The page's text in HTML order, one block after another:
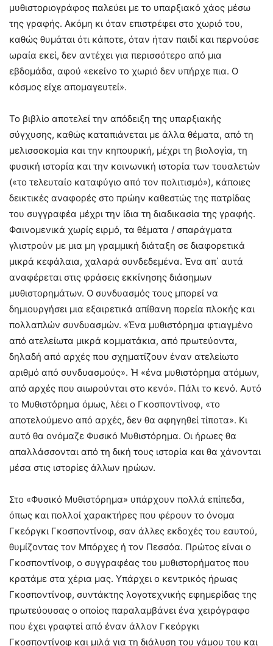
μυθιστοριογράφος παλεύει με το υπαρξιακό χάος μέσω
της γραφής. Ακόμη κι όταν επιστρέφει στο χωριό του,
καθώς θυμάται ότι κάποτε, όταν ήταν παιδί και περνούσε
ωραία εκεί, δεν αντέχει για περισσότερο από μια
εβδομάδα, αφού «εκείνο το χωριό δεν υπήρχε πια. Ο
κόσμος είχε απομαγευτεί».
Το βιβλίο αποτελεί την απόδειξη της υπαρξιακής
σύγχυσης, καθώς καταπιάνεται με άλλα θέματα, από τη
μελισσοκομία και την κηπουρική, μέχρι τη βιολογία, τη
φυσική ιστορία και την κοινωνική ιστορία των τουαλετών
(«το τελευταίο καταφύγιο από τον πολιτισμό»), κάποιες
δεικτικές αναφορές στο πρώην καθεστώς της πατρίδας
του συγγραφέα μέχρι την ίδια τη διαδικασία της γραφής.
Φαινομενικά χωρίς ειρμό, τα θέματα / σπαράγματα
γλιστρούν με μια μη γραμμική διάταξη σε διαφορετικά
μικρά κεφάλαια, χαλαρά συνδεδεμένα. Ένα απ΄ αυτά
αναφέρεται στις φράσεις εκκίνησης διάσημων
μυθιστορημάτων. Ο συνδυασμός τους μπορεί να
δημιουργήσει μια εξαιρετικά απίθανη πορεία πλοκής και
πολλαπλών συνδυασμών. «Ένα μυθιστόρημα φτιαγμένο
από ατελείωτα μικρά κομματάκια, από πρωτεύοντα,
δηλαδή από αρχές που σχηματίζουν έναν ατελείωτο
αριθμό από συνδυασμούς». Ή «ένα μυθιστόρημα ατόμων,
από αρχές που αιωρούνται στο κενό». Πάλι το κενό. Αυτό
το Μυθιστόρημα όμως, λέει ο Γκοσποντίνοφ, «το
αποτελούμενο από αρχές, δεν θα αφηγηθεί τίποτα». Κι
αυτό θα ονόμαζε Φυσικό Μυθιστόρημα. Οι ήρωες θα
απαλλάσσονται από τη δική τους ιστορία και θα χάνονται
μέσα στις ιστορίες άλλων ηρώων.
Στο «Φυσικό Μυθιστόρημα» υπάρχουν πολλά επίπεδα,
όπως και πολλοί χαρακτήρες που φέρουν το όνομα
Γκεόργκι Γκοσποντίνοφ, σαν άλλες εκδοχές του εαυτού,
θυμίζοντας τον Μπόρχες ή τον Πεσσόα. Πρώτος είναι ο
Γκοσποντίνοφ, ο συγγραφέας του μυθιστορήματος που
κρατάμε στα χέρια μας. Υπάρχει ο κεντρικός ήρωας
Γκοσποντίνοφ, συντάκτης λογοτεχνικής εφημερίδας της
πρωτεύουσας ο οποίος παραλαμβάνει ένα χειρόγραφο
που έχει γραφτεί από έναν άλλον Γκεόργκι
Γκοσποντίνοφ και μιλά για τη διάλυση του γάμου του και